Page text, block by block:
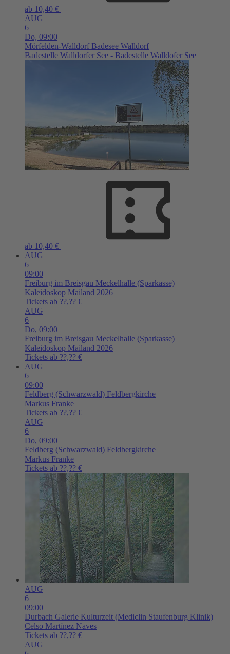
ab 10,40 €
AUG
6
Do, 09:00
Mörfelden-Walldorf Badesee Walldorf
Badestelle Walldorfer See - Badestelle Walldofer See
ab 10,40 €
AUG
6
09:00
Freiburg im Breisgau Meckelhalle (Sparkasse)
Kaleidoskop Mailand 2026
Tickets ab ??,?? €
AUG
6
Do, 09:00
Freiburg im Breisgau Meckelhalle (Sparkasse)
Kaleidoskop Mailand 2026
Tickets ab ??,?? €
AUG
6
09:00
Feldberg (Schwarzwald) Feldbergkirche
Markus Franke
Tickets ab ??,?? €
AUG
6
Do, 09:00
Feldberg (Schwarzwald) Feldbergkirche
Markus Franke
Tickets ab ??,?? €
AUG
6
09:00
Durbach Galerie Kulturzeit (Mediclin Staufenburg Klinik)
Celso Martínez Naves
Tickets ab ??,?? €
AUG